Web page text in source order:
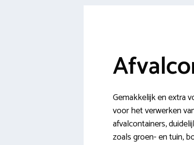
Gemakkelijk en extra
voor het verwerken
afvalcontainers,
zoals groen- en tuin,